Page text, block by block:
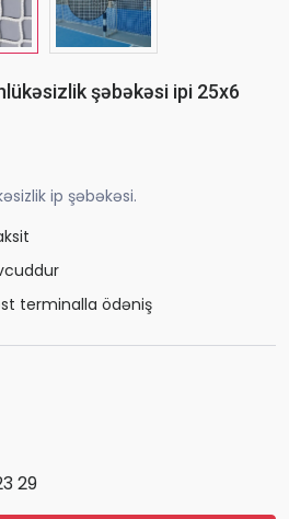
şəbəkəsi ipi 25x6
ip şəbəkəsi.
terminalla ödəniş
29